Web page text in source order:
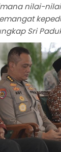
nilai-
Sri